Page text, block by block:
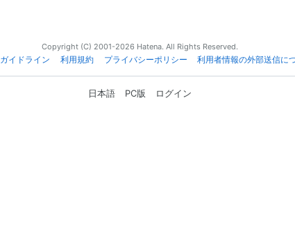
Copyright (C) 2001-2026 Hatena. All Rights Reserved.
ガイドライン 利用規約 プライバシーポリシー 利用者情報の外部送信に
日本語 PC版 ログイン